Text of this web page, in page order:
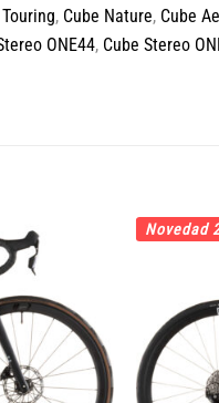
, Cube Nature, Cube
ONE44, Cube Stereo
Novedad